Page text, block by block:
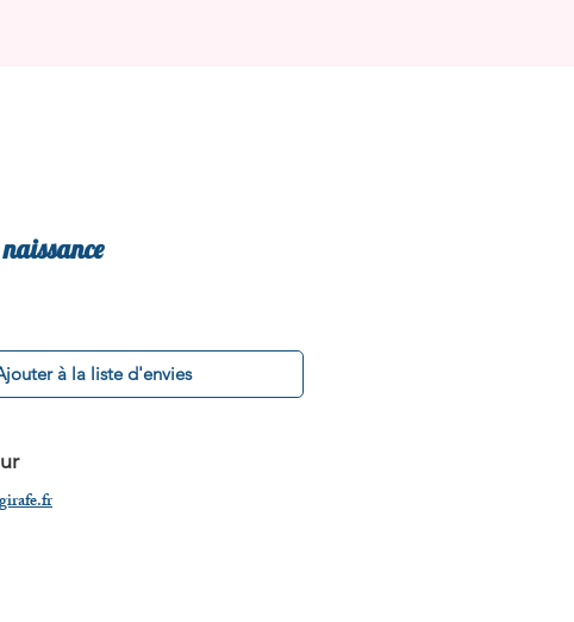
à la liste d'envies